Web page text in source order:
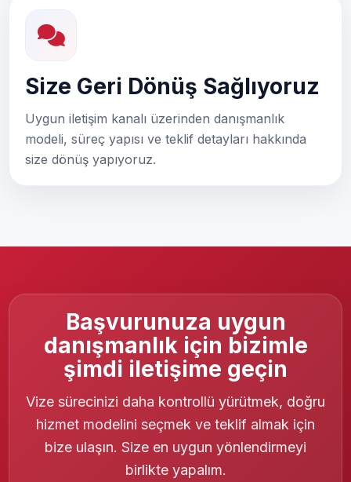
Size Geri Dönüş Sağlıyoruz
Uygun iletişim kanalı üzerinden danışmanlık
modeli, süreç yapısı ve teklif detayları hakkında
size dönüş yapıyoruz.
Başvurunuza uygun
danışmanlık için bizimle
şimdi iletişime geçin
Vize sürecinizi daha kontrollü yürütmek, doğru
hizmet modelini seçmek ve teklif almak için
bize ulaşın. Size en uygun yönlendirmeyi
birlikte yapalım.